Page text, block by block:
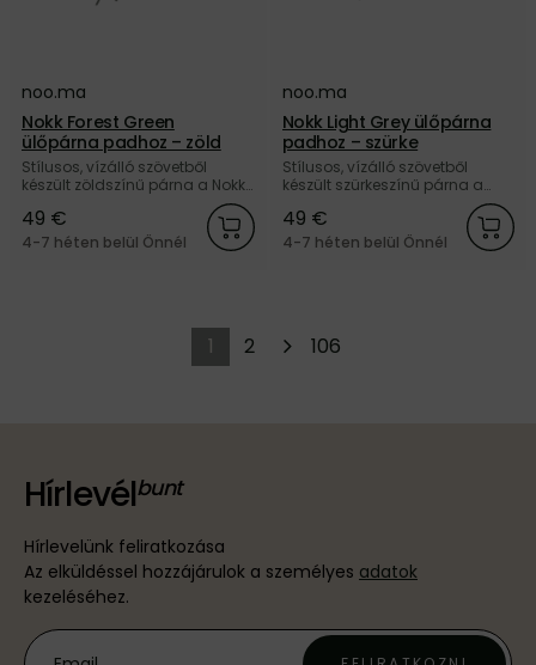
noo.ma
Nokk Forest Green
ülőpárna padhoz – zöld
Stílusos, vízálló szövetből
készült zöldszínű párna a Nokk
padhoz a noo.ma márkától.
Vásároljon nálunk, és kapjon 5
év garanciát.
49 €
4-7 héten belül Önnél
noo.ma
Nokk Light Grey ülőpárna
padhoz – szürke
Stílusos, vízálló szövetből
készült szürkeszínű párna a
márkától. Vásároljon nálunk, és
kapjon 5 év garanciát.
49 €
4-7 héten belül Önnél
1 2 106
Hírlevél
Hírlevelünk feliratkozása
Az elküldéssel hozzájárulok a személyes adatok
kezeléséhez.